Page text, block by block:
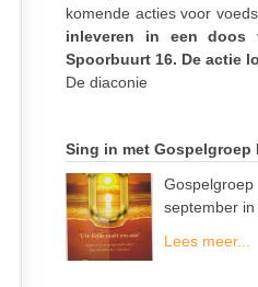
komende acties voor
inleveren in een
Spoorbuurt 16. De actie
De diaconie
Sing in met Gospelgroep
september in
Lees meer...